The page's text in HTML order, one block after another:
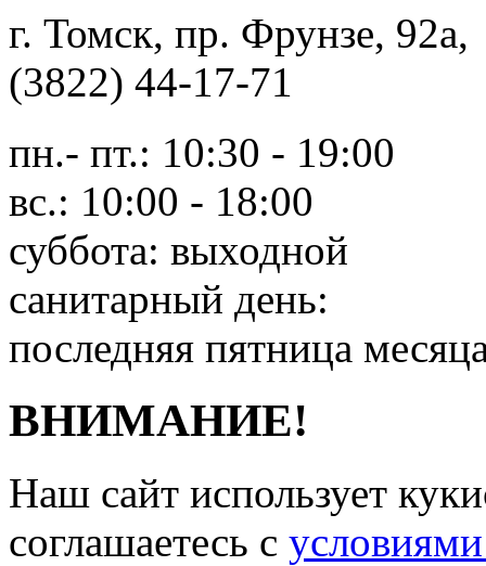
г. Томск, пр. Фрунзе,
(3822) 44-17-71
пн.- пт.: 10:30 - 19:00
вс.: 10:00 - 18:00
суббота: выходной
санитарный день:
последняя пятница
ВНИМАНИЕ!
Наш сайт использует
соглашаетесь c